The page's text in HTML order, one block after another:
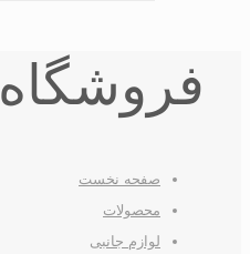
فروشگاه
صفحه نخست
محصولات
لوازم جانبی